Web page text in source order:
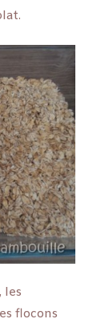
les
flocons